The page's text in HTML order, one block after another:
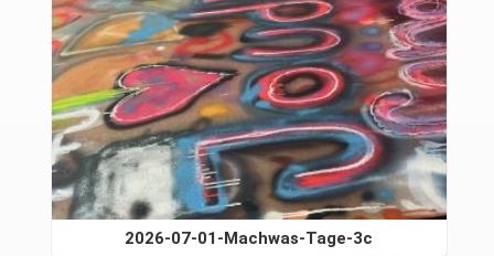
2026-07-01-Machwas-Tage-3c